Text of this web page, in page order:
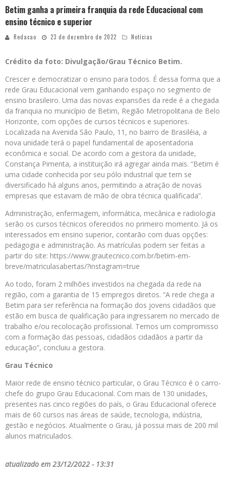
Betim ganha a primeira franquia da rede Educacional com
ensino técnico e superior
Redacao 23 de dezembro de 2022 Notícias
Crédito da foto: Divulgação/Grau Técnico Betim.
Crescer e democratizar o ensino para todos. É dessa forma que a
rede Grau Educacional vem ganhando espaço no segmento de
ensino brasileiro. Uma das novas expansões da rede é a chegada
da franquia no município de Betim, Região Metropolitana de Belo
Horizonte, com opções de cursos técnicos e superiores.
Localizada na Avenida São Paulo, 11, no bairro de Brasiléia, a
nova unidade terá o papel fundamental de aposentadoria
econômica e social. De acordo com a gestora da unidade,
Constança Pimenta, a instituição irá agregar ainda mais. “Betim é
uma cidade conhecida por seu pólo industrial que tem se
diversificado há alguns anos, permitindo a atração de novas
empresas que estavam de mão de obra técnica qualificada”.
Administração, enfermagem, informática, mecânica e radiologia
serão os cursos técnicos oferecidos no primeiro momento. Já os
interessados ​​em ensino superior, contarão com duas opções:
pedagogia e administração. As matrículas podem ser feitas a
partir do site: https://www.grautecnico.com.br/betim-em-
breve/matriculasabertas/?instagram=true
Ao todo, foram 2 milhões investidos na chegada da rede na
região, com a garantia de 15 empregos diretos. “A rede chega a
Betim para ser referência na formação dos jovens cidadãos que
estão em busca de qualificação para ingressarem no mercado de
trabalho e/ou recolocação profissional. Temos um compromisso
com a formação das pessoas, cidadãos cidadãos a partir da
educação”, concluiu a gestora.
Grau Técnico
Maior rede de ensino técnico particular, o Grau Técnico é o carro-
chefe do grupo Grau Educacional. Com mais de 130 unidades,
presentes nas cinco regiões do país, o Grau Educacional oferece
mais de 60 cursos nas áreas de saúde, tecnologia, indústria,
gestão e negócios. Atualmente o Grau, já possui mais de 200 mil
alunos matriculados.
atualizado em 23/12/2022 - 13:31